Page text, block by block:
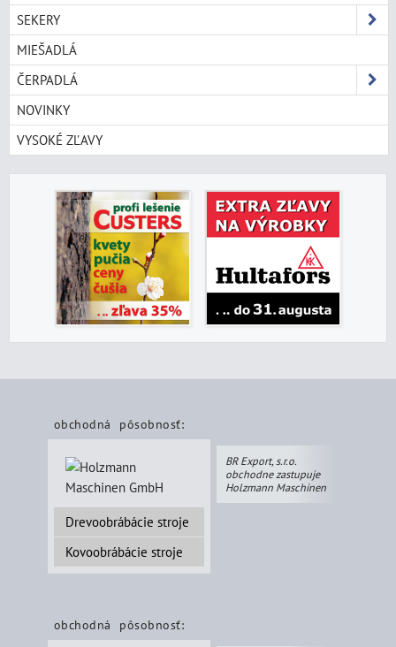
SEKERY
MIEŠADLÁ
ČERPADLÁ
NOVINKY
VYSOKÉ ZĽAVY
obchodná pôsobnosť:
Drevoobrábácie stroje
Kovoobrábácie stroje
BR Export, s.r.o.
obchodne zastupuje
Holzmann Maschinen
obchodná pôsobnosť: